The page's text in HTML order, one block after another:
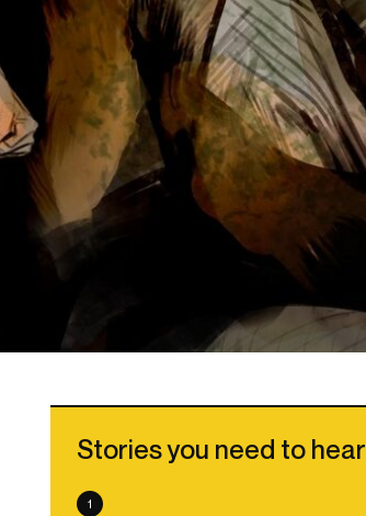
Stories you need to hear
1